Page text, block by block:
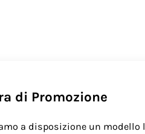
Mansioni
di Promozione
a disposizione un modello